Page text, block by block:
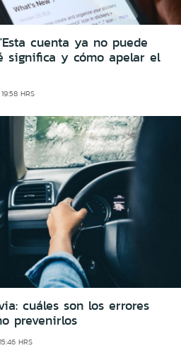
cuenta ya no puede
significa y cómo apelar el
HRS
cuáles son los errores
prevenirlos
HRS